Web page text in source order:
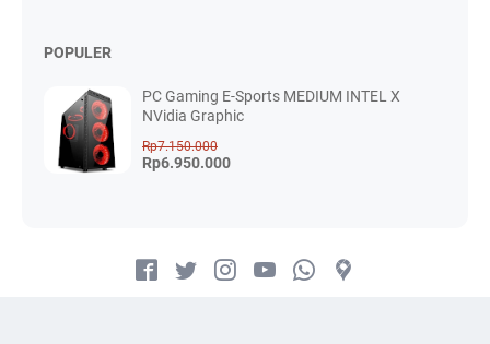
POPULER
PC Gaming E-Sports MEDIUM INTEL X
NVidia Graphic
Rp7.150.000
Rp6.950.000